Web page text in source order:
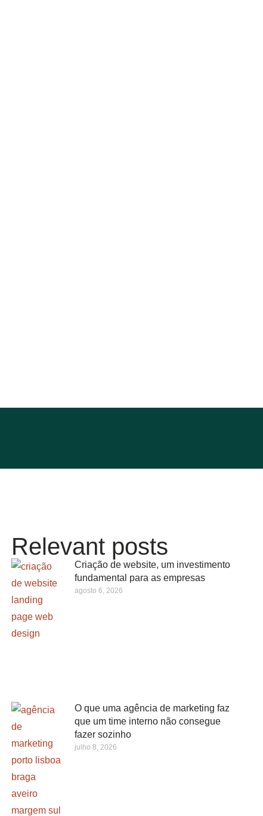
Relevant posts
Criação de website, um investimento
fundamental para as empresas
agosto 6, 2026
O que uma agência de marketing faz
que um time interno não consegue
fazer sozinho
julho 8, 2026